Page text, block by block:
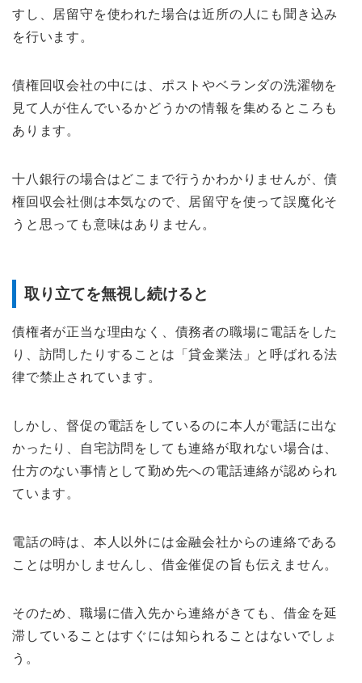
すし、居留守を使われた場合は近所の人にも聞き込み
を行います。
債権回収会社の中には、ポストやベランダの洗濯物を
見て人が住んでいるかどうかの情報を集めるところも
あります。
十八銀行の場合はどこまで行うかわかりませんが、債
権回収会社側は本気なので、居留守を使って誤魔化そ
うと思っても意味はありません。
取り立てを無視し続けると
債権者が正当な理由なく、債務者の職場に電話をした
り、訪問したりすることは「貸金業法」と呼ばれる法
律で禁止されています。
しかし、督促の電話をしているのに本人が電話に出な
かったり、自宅訪問をしても連絡が取れない場合は、
仕方のない事情として勤め先への電話連絡が認められ
ています。
電話の時は、本人以外には金融会社からの連絡である
ことは明かしませんし、借金催促の旨も伝えません。
そのため、職場に借入先から連絡がきても、借金を延
滞していることはすぐには知られることはないでしょ
う。